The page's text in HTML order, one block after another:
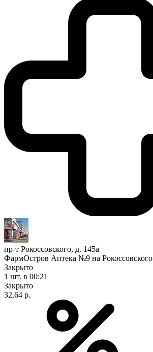
пр-т Рокоссовского, д. 145а
ФармОстров Аптека №9 на Рокоссовского
Закрыто
1 шт. в 00:21
Закрыто
32,64 р.